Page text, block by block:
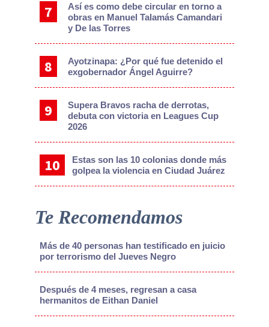
Así es como debe circular en torno a
obras en Manuel Talamás Camandari
y De las Torres
Ayotzinapa: ¿Por qué fue detenido el
exgobernador Ángel Aguirre?
Supera Bravos racha de derrotas,
debuta con victoria en Leagues Cup
2026
Estas son las 10 colonias donde más
golpea la violencia en Ciudad Juárez
Te Recomendamos
Más de 40 personas han testificado en juicio
por terrorismo del Jueves Negro
Después de 4 meses, regresan a casa
hermanitos de Eithan Daniel